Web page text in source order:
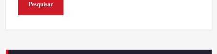
Pesquisar